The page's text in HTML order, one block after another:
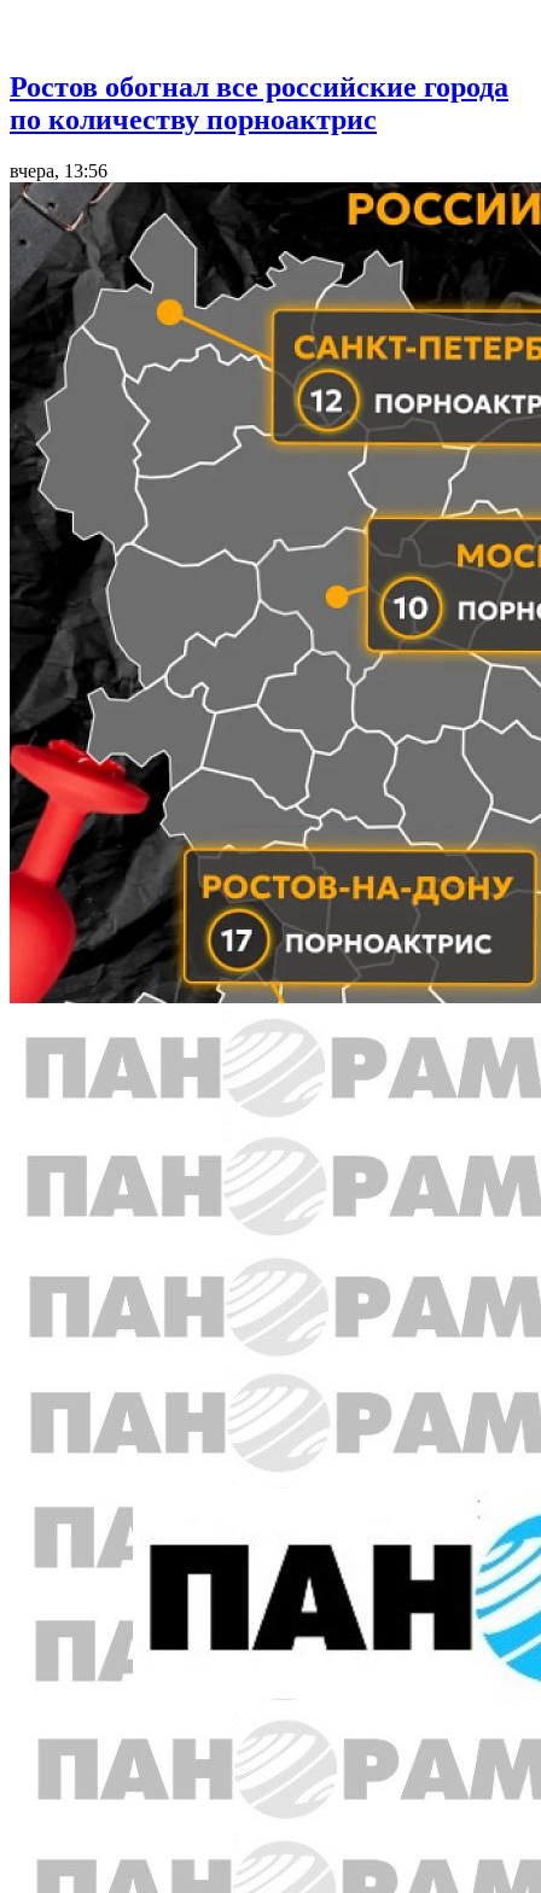
Ростов обогнал все российские города
по количеству порноактрис
вчера, 13:56